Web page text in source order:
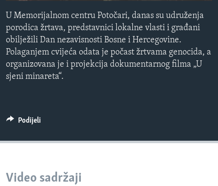
PRATITE NAS
Jezici
U Memorijalnom centru Potočari, danas su udruženja
porodica žrtava, predstavnici lokalne vlasti i građani
obilježili Dan nezavisnosti Bosne i Hercegovine.
Polaganjem cvijeća odata je počast žrtvama genocida, a
organizovana je i projekcija dokumentarnog filma „U
sjeni minareta“.
Podijeli
Video sadržaji